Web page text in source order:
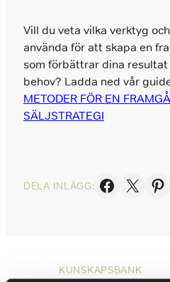
Vill du veta vilka verktyg
använda för att skapa en
som förbättrar dina
behov? Ladda ned vår
METODER FÖR EN
SÄLJSTRATEGI
DELA INLÄGG: Dela på Facebook
Skicka denna sida med e-post
KUNSKAPSBANK